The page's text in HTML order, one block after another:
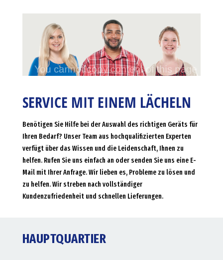
SERVICE MIT EINEM LÄCHELN
Benötigen Sie Hilfe bei der Auswahl des richtigen Geräts für
Ihren Bedarf? Unser Team aus hochqualifizierten Experten
verfügt über das Wissen und die Leidenschaft, Ihnen zu
helfen. Rufen Sie uns einfach an oder senden Sie uns eine E-
Mail mit Ihrer Anfrage. Wir lieben es, Probleme zu lösen und
zu helfen. Wir streben nach vollständiger
Kundenzufriedenheit und schnellen Lieferungen.
HAUPTQUARTIER